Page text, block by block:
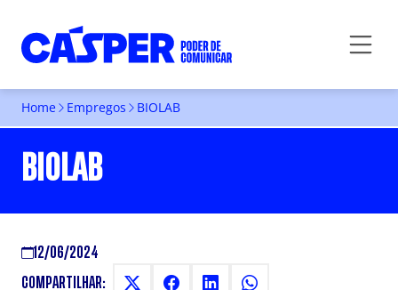
Home Empregos BIOLAB
BIOLAB
12/06/2024
COMPARTILHAR: